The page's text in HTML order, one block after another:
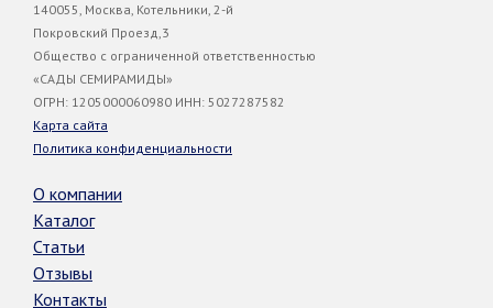
140055, Москва, Котельники, 2-й
Покровский Проезд,3
Общество с ограниченной ответственностью
«САДЫ СЕМИРАМИДЫ»
ОГРН: 1205000060980 ИНН: 5027287582
Карта сайта
Политика конфиденциальности
О компании
Каталог
Статьи
Отзывы
Контакты